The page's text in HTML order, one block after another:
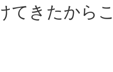
てきたから